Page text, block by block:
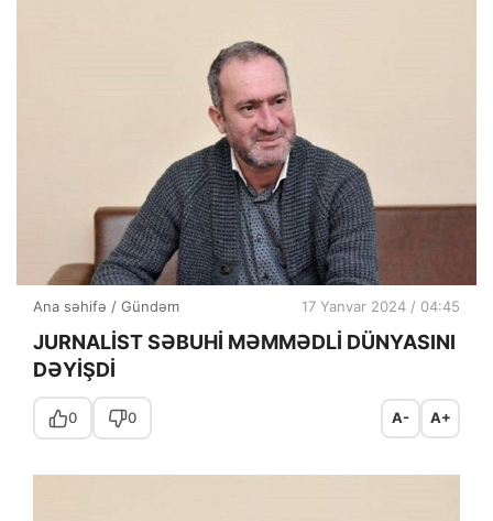
Ana səhifə / Gündəm 17 Yanvar 2024 / 04:45
JURNALİST SƏBUHİ MƏMMƏDLİ DÜNYASINI
DƏYİŞDİ
0 0 A- A+